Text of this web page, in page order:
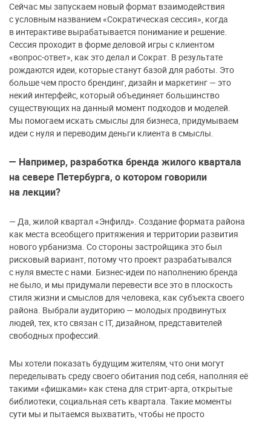
Сейчас мы запускаем новый формат взаимодействия
с условным названием «Сократическая сессия», когда
в интерактиве вырабатывается понимание и решение.
Сессия проходит в форме деловой игры с клиентом
«вопрос-ответ», как это делал и Сократ. В результате
рождаются идеи, которые станут базой для работы. Это
больше чем просто брендинг, дизайн и маркетинг — это
некий интерфейс, который объединяет большинство
существующих на данный момент подходов и моделей.
Мы помогаем искать смыслы для бизнеса, придумываем
идеи с нуля и переводим деньги клиента в смыслы.
— Например, разработка бренда жилого квартала
на севере Петербурга, о котором говорили
на лекции?
—Да, жилой квартал «Энфилд». Создание формата района
как места всеобщего притяжения и территории развития
нового урбанизма. Со стороны застройщика это был
рисковый вариант, потому что проект разрабатывался
с нуля вместе с нами. Бизнес-идеи по наполнению бренда
не было, и мы придумали перевести все это в плоскость
стиля жизни и смыслов для человека, как субъекта своего
района. Выбрали аудиторию — молодых продвинутых
людей, тех, кто связан с IT, дизайном, представителей
свободных профессий.
Мы хотели показать будущим жителям, что они могут
переделывать среду своего обитания под себя, наполняя её
такими «фишками» как стена для стрит-арта, открытые
библиотеки, социальная сеть квартала. Такие моменты
сути мы и пытаемся выхватить, чтобы не просто